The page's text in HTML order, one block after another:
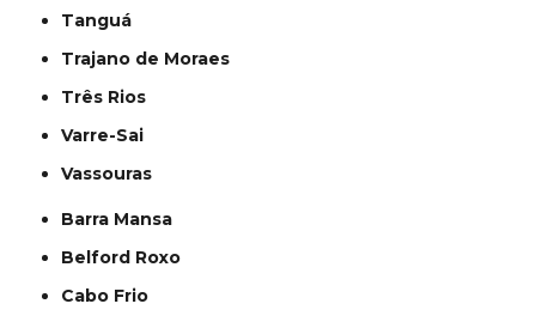
Tanguá
Trajano de Moraes
Três Rios
Varre-Sai
Vassouras
Barra Mansa
Belford Roxo
Cabo Frio